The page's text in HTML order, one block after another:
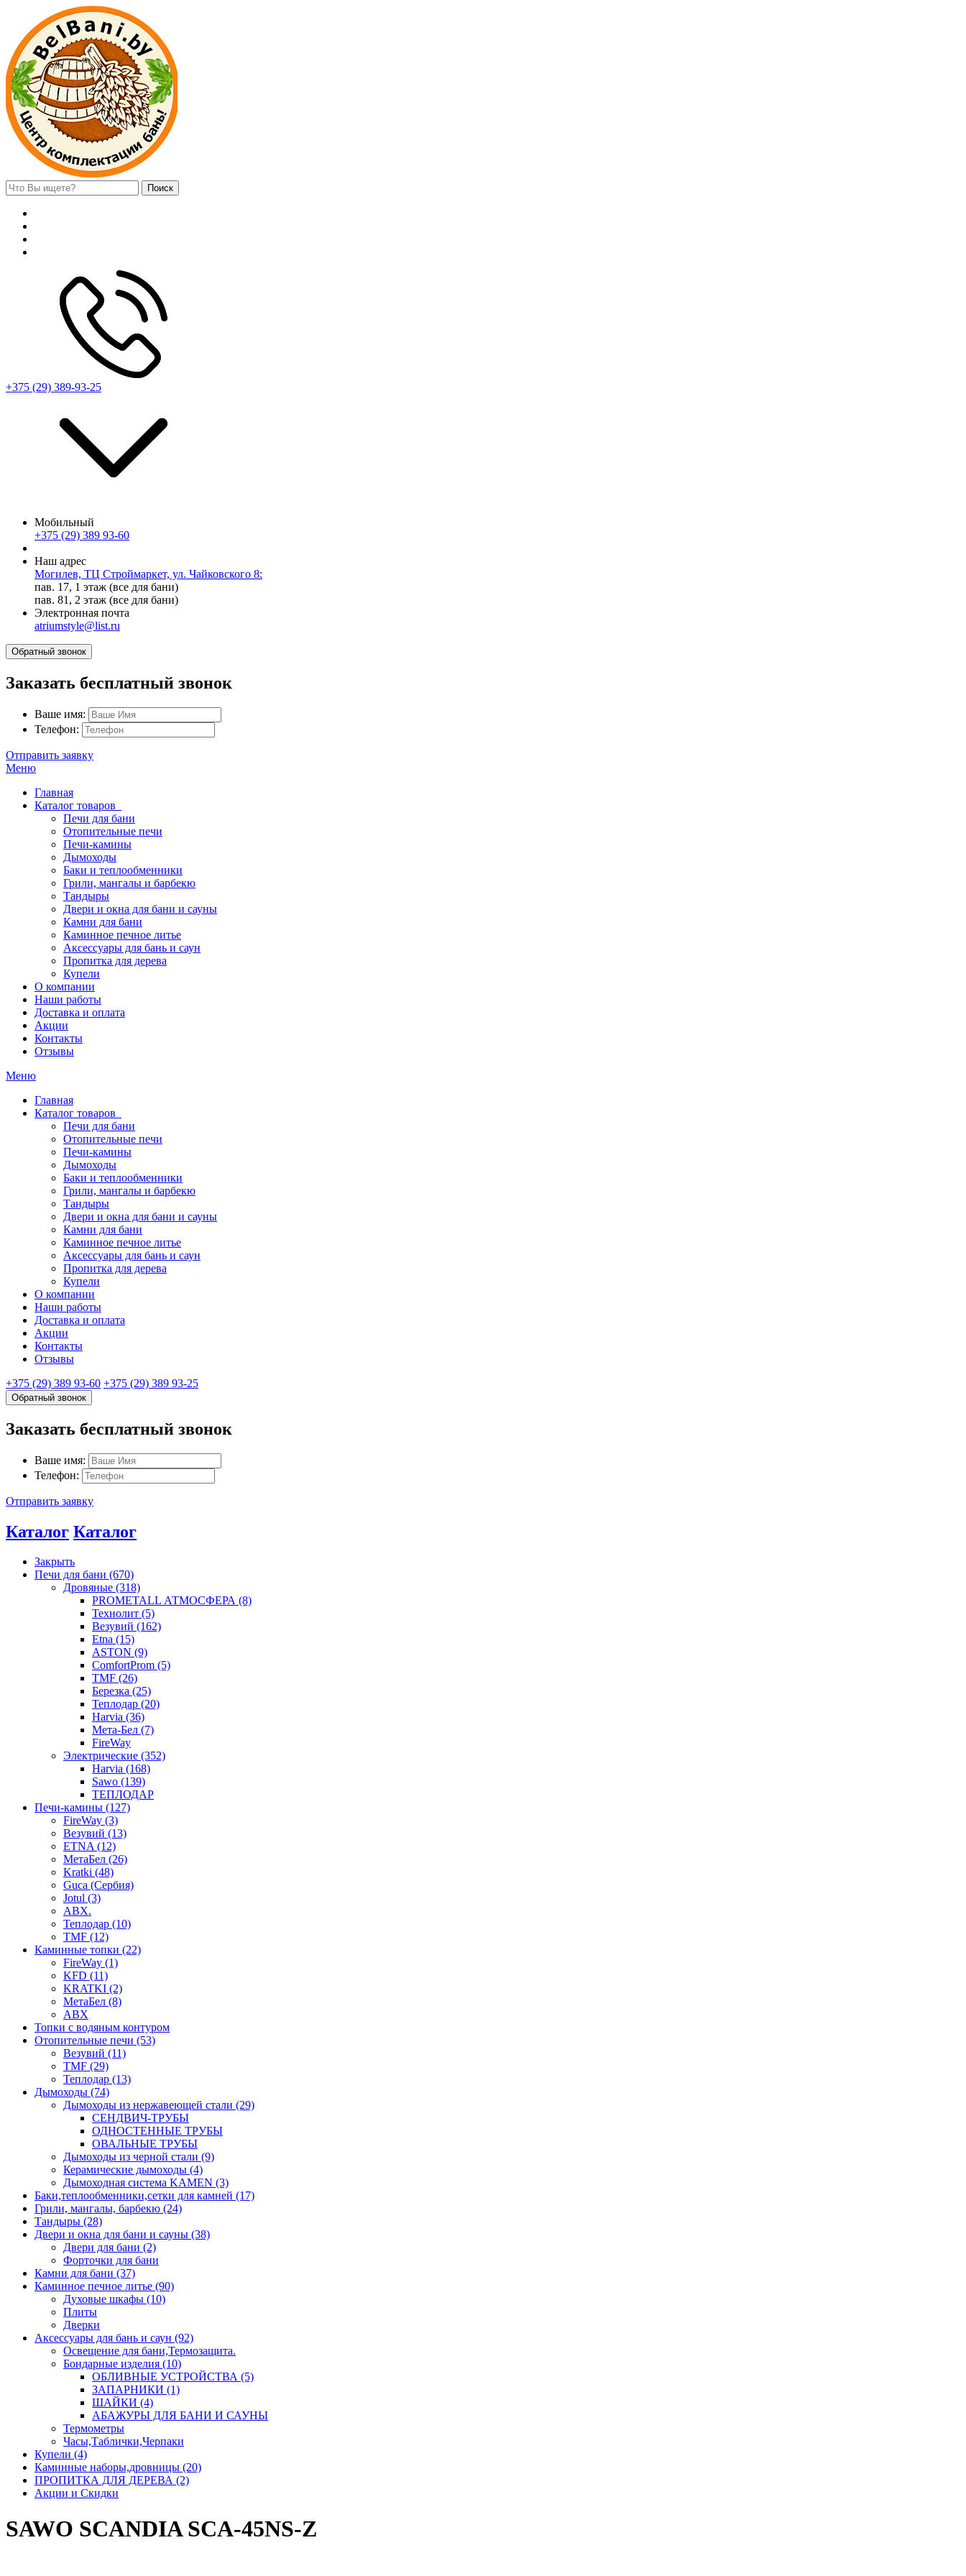
Поиск
+375 (29) 389-93-25
Мобильный
+375 (29) 389 93-60
Наш адрес
Могилев, ТЦ Строймаркет, ул. Чайковского 8:
пав. 17, 1 этаж (все для бани)
пав. 81, 2 этаж (все для бани)
Электронная почта
atriumstyle@list.ru
Обратный звонок
Заказать бесплатный звонок
Ваше имя:
Телефон:
Отправить заявку
Меню
Главная
Каталог товаров
Печи для бани
Отопительные печи
Печи-камины
Дымоходы
Баки и теплообменники
Грили, мангалы и барбекю
Тандыры
Двери и окна для бани и сауны
Камни для бани
Каминное печное литье
Аксессуары для бань и саун
Пропитка для дерева
Купели
О компании
Наши работы
Доставка и оплата
Акции
Контакты
Отзывы
Меню
Главная
Каталог товаров
Печи для бани
Отопительные печи
Печи-камины
Дымоходы
Баки и теплообменники
Грили, мангалы и барбекю
Тандыры
Двери и окна для бани и сауны
Камни для бани
Каминное печное литье
Аксессуары для бань и саун
Пропитка для дерева
Купели
О компании
Наши работы
Доставка и оплата
Акции
Контакты
Отзывы
+375 (29) 389 93-60 +375 (29) 389 93-25
Обратный звонок
Заказать бесплатный звонок
Ваше имя:
Телефон:
Отправить заявку
Каталог Каталог
Закрыть
Печи для бани (670)
Дровяные (318)
PROMETALL АТМОСФЕРА (8)
Технолит (5)
Везувий (162)
Etna (15)
ASTON (9)
ComfortProm (5)
TMF (26)
Березка (25)
Теплодар (20)
Harvia (36)
Мета-Бел (7)
FireWay
Электрические (352)
Harvia (168)
Sawo (139)
ТЕПЛОДАР
Печи-камины (127)
FireWay (3)
Везувий (13)
ETNA (12)
МетаБел (26)
Kratki (48)
Guca (Сербия)
Jotul (3)
ABX.
Теплодар (10)
TMF (12)
Каминные топки (22)
FireWay (1)
KFD (11)
KRATKI (2)
МетаБел (8)
ABX
Топки с водяным контуром
Отопительные печи (53)
Везувий (11)
TMF (29)
Теплодар (13)
Дымоходы (74)
Дымоходы из нержавеющей стали (29)
СЕНДВИЧ-ТРУБЫ
ОДНОСТЕННЫЕ ТРУБЫ
ОВАЛЬНЫЕ ТРУБЫ
Дымоходы из черной стали (9)
Керамические дымоходы (4)
Дымоходная система KAMEN (3)
Баки,теплообменники,сетки для камней (17)
Грили, мангалы, барбекю (24)
Тандыры (28)
Двери и окна для бани и сауны (38)
Двери для бани (2)
Форточки для бани
Камни для бани (37)
Каминное печное литье (90)
Духовые шкафы (10)
Плиты
Дверки
Аксессуары для бань и саун (92)
Освещение для бани,Термозащита.
Бондарные изделия (10)
ОБЛИВНЫЕ УСТРОЙСТВА (5)
ЗАПАРНИКИ (1)
ШАЙКИ (4)
АБАЖУРЫ ДЛЯ БАНИ И САУНЫ
Термометры
Часы,Таблички,Черпаки
Купели (4)
Каминные наборы,дровницы (20)
ПРОПИТКА ДЛЯ ДЕРЕВА (2)
Акции и Скидки
SAWO SCANDIA SCA-45NS-Z